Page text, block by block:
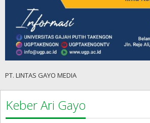
PT. LINTAS GAYO MEDIA
Keber Ari Gayo